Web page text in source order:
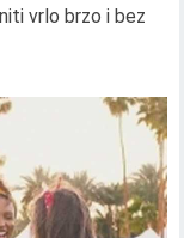
vrlo brzo i bez